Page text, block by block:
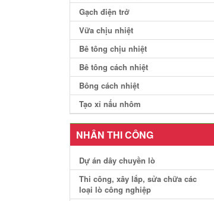
Gạch điện trở
Vữa chịu nhiệt
Bê tông chịu nhiệt
Bê tông cách nhiệt
Bông cách nhiệt
Tạo xỉ nấu nhôm
NHÂN THI CÔNG
Dự án dây chuyền lò
Thi công, xây lắp, sửa chữa các
loại lò công nghiệp